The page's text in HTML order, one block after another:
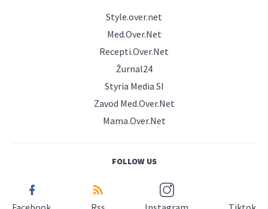
Style.over.net
Med.Over.Net
Recepti.Over.Net
Žurnal24
Styria Media SI
Zavod Med.Over.Net
Mama.Over.Net
FOLLOW US